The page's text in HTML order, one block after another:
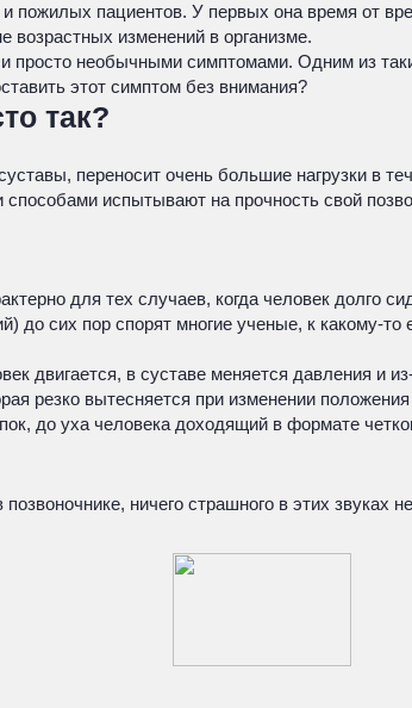
пациентов. У первых она время от
возрастных изменений в организме.
необычными симптомами. Одним из
этот симптом без внимания?
так?
переносит очень большие нагрузки в
испытывают на прочность свой
для тех случаев, когда человек долго
до сих пор спорят многие ученые, к какому-
двигается, в суставе меняется давления
резко вытесняется при изменении
до уха человека доходящий в формате
ничего страшного в этих звуках